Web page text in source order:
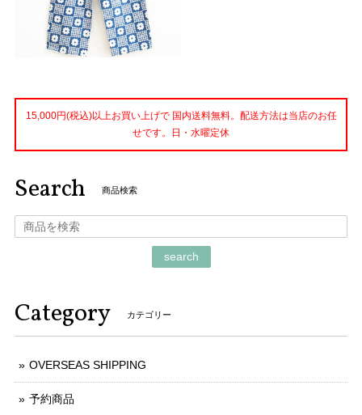
15,000円(税込)以上お買い上げで 国内送料無料。配送方法は当店のお任
せです。日・水曜定休
Search 商品検索
search
Category カテゴリー
OVERSEAS SHIPPING
予約商品